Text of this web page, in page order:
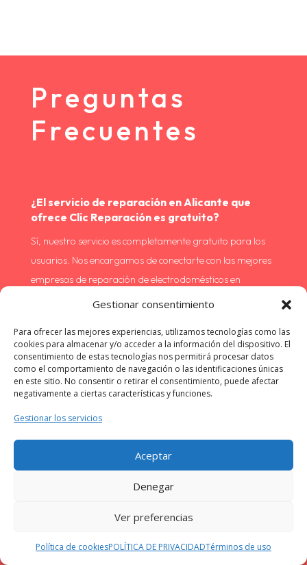
Gestionar consentimiento
Para ofrecer las mejores experiencias, utilizamos tecnologías como las
cookies para almacenar y/o acceder a la información del dispositivo. El
consentimiento de estas tecnologías nos permitirá procesar datos
como el comportamiento de navegación o las identificaciones únicas
en este sitio. No consentir o retirar el consentimiento, puede afectar
negativamente a ciertas características y funciones.
Gestionar los servicios
Aceptar
Denegar
Ver preferencias
Política de cookiesPOLÍTICA DE PRIVACIDADTérminos de uso
Preguntas
Frecuentes
¿El servicio de reparación en Alicante que
ofrece Clic Reparación es gratuito?
Sí, nuestro servicio es completamente gratuito para los
usuarios. Nos encargamos de conectarte con las mejores
empresas de reparación de electrodomésticos en
¿Es más barato si contacto directamente con
la empresa de reparaciones en Alicante?
No, las empresas de nuestra red en Alicante ofrecen
precios competitivos y, en muchos casos, tarifas
exclusivas para nuestros clientes. Además, te beneficias
selección de proveedores.
¿Quién responde en caso de problemas con la
ponerte en contacto tanto con la empresa que realizó el